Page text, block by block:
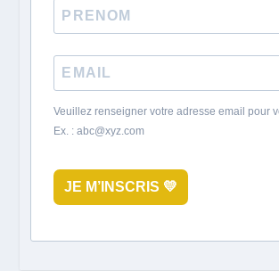
Veuillez renseigner votre adresse email pour
Ex. : abc@xyz.com
JE M’INSCRIS 💛